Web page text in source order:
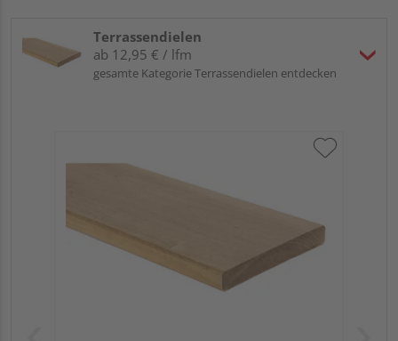
Terrassendielen
ab 12,95 € / lfm
gesamte Kategorie Terrassendielen entdecken